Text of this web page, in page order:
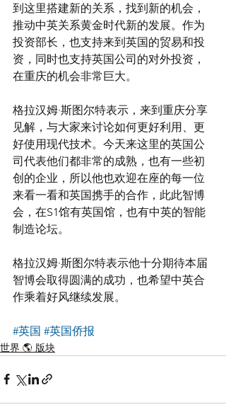
到这里搭建新的关系，找到新的机会，
推动中英关系黄金时代新的发展。作为
投资部长，也支持来到英国的贸易和投
资，同时也支持英国公司的对外投资，
在重庆的机会非常巨大。
格拉汉姆·斯图尔特表示，来到重庆分享
见解，与大家来讨论如何更好利用、更
好使用现代技术。今天来这里的英国公
司代表他们都非常的成熟，也有一些初
创的企业，所以他也欢迎在座的每一位
来看一看和英国携手的合作，此此智博
会，在S1馆有英国馆，也有中英的智能
制造论坛。
格拉汉姆·斯图尔特表示他十分期待本届
智博会取得圆满的成功，也希望中英合
作乘着好风继续发展。
#英国 #英国侨报
世界 🌎 版块